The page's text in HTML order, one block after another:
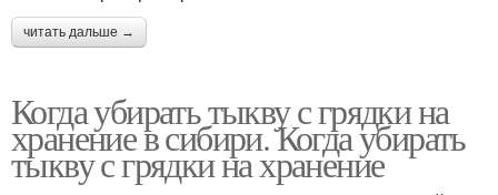
читать дальше →
Когда убирать тыкву с грядки на
хранение в сибири. Когда убирать
тыкву с грядки на хранение